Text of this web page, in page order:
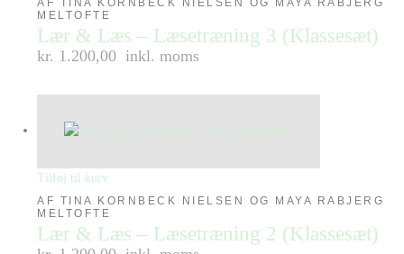
MELTOFTE
Lær & Læs – Læsetræning 3 (Klassesæt)
kr. 1.200,00 inkl. moms
Tilføj til kurv
AF TINA KORNBECK NIELSEN OG MAYA RABJERG
MELTOFTE
Lær & Læs – Læsetræning 2 (Klassesæt)